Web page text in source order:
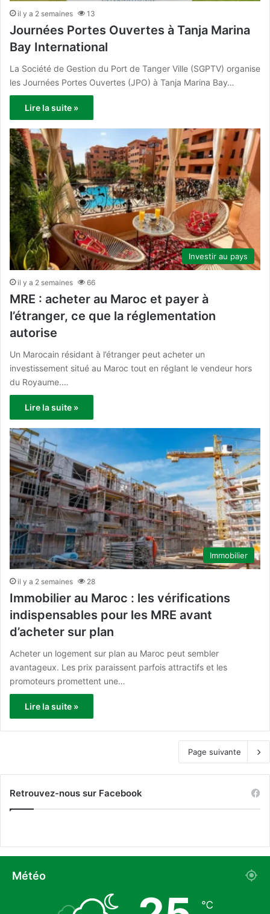
il y a 2 semaines 13
Journées Portes Ouvertes à Tanja Marina
Bay International
La Société de Gestion du Port de Tanger Ville (SGPTV) organise
les Journées Portes Ouvertes (JPO) à Tanja Marina Bay…
Lire la suite »
Investir au pays
il y a 2 semaines 66
MRE : acheter au Maroc et payer à
l’étranger, ce que la réglementation
autorise
Un Marocain résidant à l’étranger peut acheter un
investissement situé au Maroc tout en réglant le vendeur hors
du Royaume.…
Lire la suite »
Immobilier
il y a 2 semaines 28
Immobilier au Maroc : les vérifications
indispensables pour les MRE avant
d’acheter sur plan
Acheter un logement sur plan au Maroc peut sembler
avantageux. Les prix paraissent parfois attractifs et les
promoteurs promettent une…
Lire la suite »
Page suivante
Retrouvez-nous sur Facebook
Météo
℃